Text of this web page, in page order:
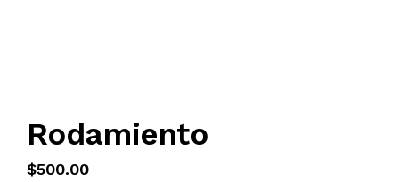
Rodamiento
$500.00